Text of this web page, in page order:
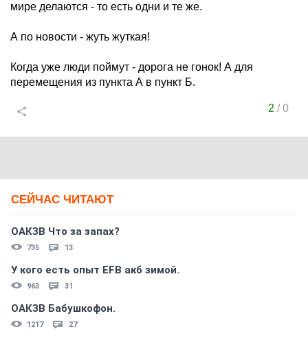
мире делаются - то есть одни и те же.
А по новости - жуть жуткая!
Когда уже люди поймут - дорога не гонок! А для
перемещения из пункта А в пункт Б.
2 /0
СЕЙЧАС ЧИТАЮТ
ОАКЗВ Что за запах?
735 13
У кого есть опыт EFB акб зимой.
963 31
ОАКЗВ Бабушкофон.
1217 27